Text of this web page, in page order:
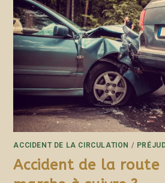
ACCIDENT DE LA CIRCULATION /
Accident de la route